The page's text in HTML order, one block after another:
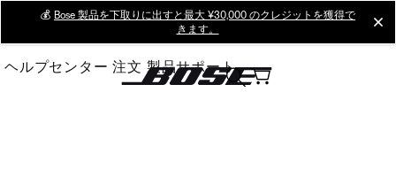
Main
💰 Bose 製品を下取りに出すと最大 ¥30,000 のクレジットを獲得で
きます。
ヘルプセンター 注文 製品サポート